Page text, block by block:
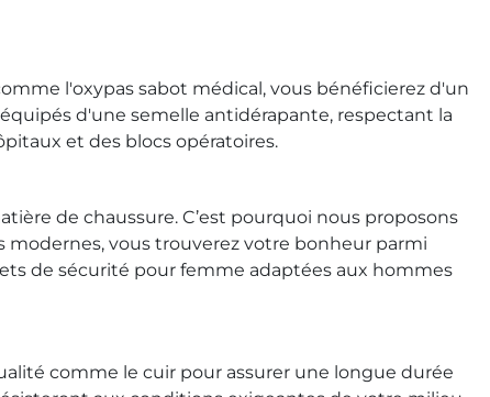
l'oxypas sabot médical, vous bénéficierez d'un
d'une semelle antidérapante, respectant la
et des blocs opératoires.
de chaussure. C’est pourquoi nous proposons
modernes, vous trouverez votre bonheur parmi
de sécurité pour femme adaptées aux hommes
comme le cuir pour assurer une longue durée